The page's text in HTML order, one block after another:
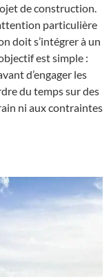
de construction.
particulière
doit s’intégrer à un
est simple :
d’engager les
du temps sur des
ni aux contraintes